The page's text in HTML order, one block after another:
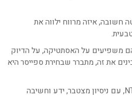
איזה מרווח ילווה את
משפיעים על האסתטיקה, על הדיוק
את זה, מתברר שבחירת ספייסר היא
מי שמובילים את התחום בישראל ומלווים אנשי מקצוע בדיוק בצמתים האלה הם NTSI, עם ניסיון מצטבר, ידע וחשיבה